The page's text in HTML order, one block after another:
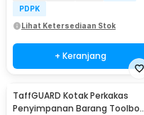
PDPK
Lihat Ketersediaan Stok
+ Keranjang
TaffGUARD Kotak Perkakas
Penyimpanan Barang Toolbox